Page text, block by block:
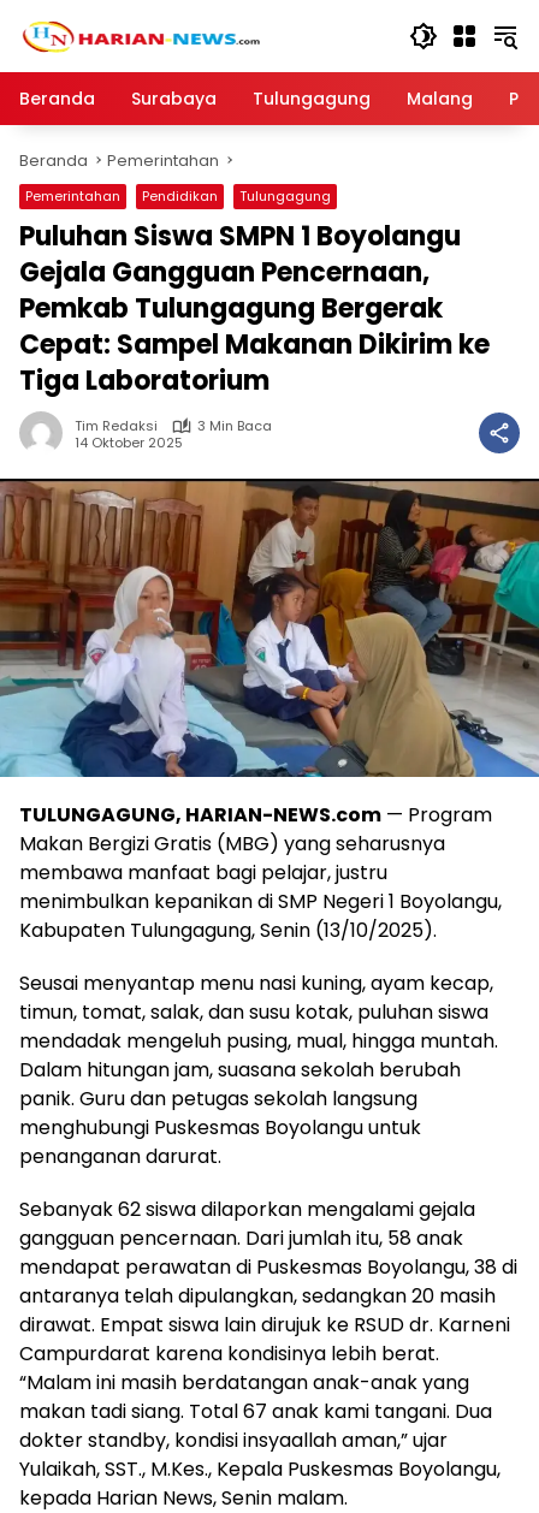
Beranda
Surabaya Tulungagung Malang
Beranda Pemerintahan
Pemerintahan Pendidikan Tulungagung
Puluhan Siswa SMPN 1 Boyolangu
Gejala Gangguan Pencernaan,
Pemkab Tulungagung Bergerak
Cepat: Sampel Makanan Dikirim ke
Tiga Laboratorium
Tim Redaksi
3 Min Baca
14 Oktober 2025
TULUNGAGUNG, HARIAN-NEWS.com — Program
Makan Bergizi Gratis (MBG) yang seharusnya
membawa manfaat bagi pelajar, justru
menimbulkan kepanikan di SMP Negeri 1 Boyolangu,
Kabupaten Tulungagung, Senin (13/10/2025).
Seusai menyantap menu nasi kuning, ayam kecap,
timun, tomat, salak, dan susu kotak, puluhan siswa
mendadak mengeluh pusing, mual, hingga muntah.
Dalam hitungan jam, suasana sekolah berubah
panik. Guru dan petugas sekolah langsung
menghubungi Puskesmas Boyolangu untuk
penanganan darurat.
Sebanyak 62 siswa dilaporkan mengalami gejala
gangguan pencernaan. Dari jumlah itu, 58 anak
mendapat perawatan di Puskesmas Boyolangu, 38 di
antaranya telah dipulangkan, sedangkan 20 masih
dirawat. Empat siswa lain dirujuk ke RSUD dr. Karneni
Campurdarat karena kondisinya lebih berat.
“Malam ini masih berdatangan anak-anak yang
makan tadi siang. Total 67 anak kami tangani. Dua
dokter standby, kondisi insyaallah aman,” ujar
Yulaikah, SST., M.Kes., Kepala Puskesmas Boyolangu,
kepada Harian News, Senin malam.